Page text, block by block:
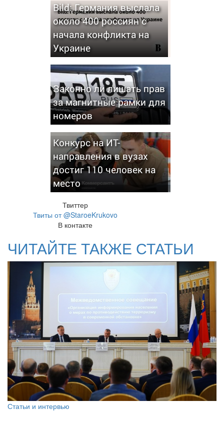
Bild: Германия выслала
около 400 россиян с
начала конфликта на
Украине
Законно ли лишать прав
за магнитные рамки для
номеров
Конкурс на ИТ-
направления в вузах
достиг 110 человек на
место
Твиттер
Твиты от @StaroeKrukovo
В контакте
ЧИТАЙТЕ ТАКЖЕ СТАТЬИ
Статьи и интервью